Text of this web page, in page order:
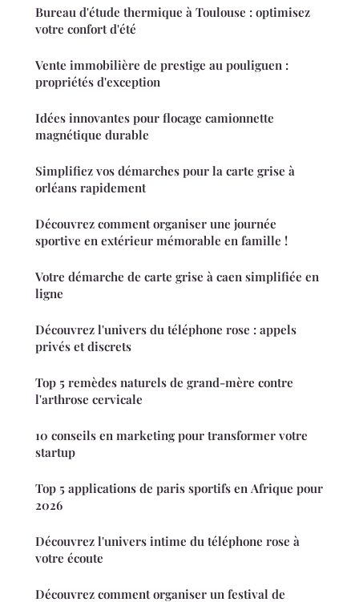
Bureau d'étude thermique à Toulouse : optimisez
votre confort d'été
Vente immobilière de prestige au pouliguen :
propriétés d'exception
Idées innovantes pour flocage camionnette
magnétique durable
Simplifiez vos démarches pour la carte grise à
orléans rapidement
Découvrez comment organiser une journée
sportive en extérieur mémorable en famille !
Votre démarche de carte grise à caen simplifiée en
ligne
Découvrez l'univers du téléphone rose : appels
privés et discrets
Top 5 remèdes naturels de grand-mère contre
l'arthrose cervicale
10 conseils en marketing pour transformer votre
startup
Top 5 applications de paris sportifs en Afrique pour
2026
Découvrez l'univers intime du téléphone rose à
votre écoute
Découvrez comment organiser un festival de